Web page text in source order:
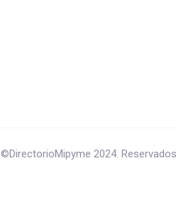
©DirectorioMipyme 2024.